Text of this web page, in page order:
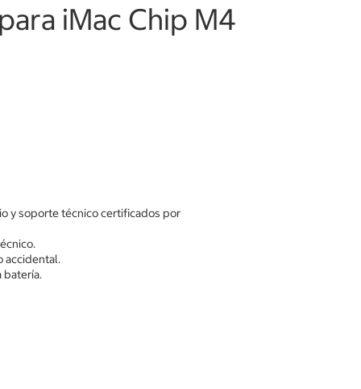
iMac Chip M4
y soporte técnico certificados por
accidental.
batería.